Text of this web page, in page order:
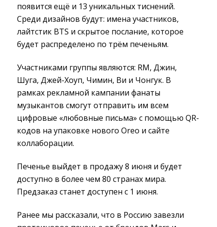
появится ещё и 13 уникальных тиснений.
Среди дизайнов будут: имена участников,
лайтстик BTS и скрытое послание, которое
будет распределено по трём печеньям.
Участниками группы являются: RM, Джин,
Шуга, Джей-Хоуп, Чимин, Ви и Чонгук. В
рамках рекламной кампании фанаты
музыкантов смогут отправить им всем
цифровые «любовные письма» с помощью QR-
кодов на упаковке нового Oreo и сайте
коллаборации.
Печенье выйдет в продажу 8 июня и будет
доступно в более чем 80 странах мира.
Предзаказ станет доступен с 1 июня.
Ранее мы рассказали, что в Россию завезли